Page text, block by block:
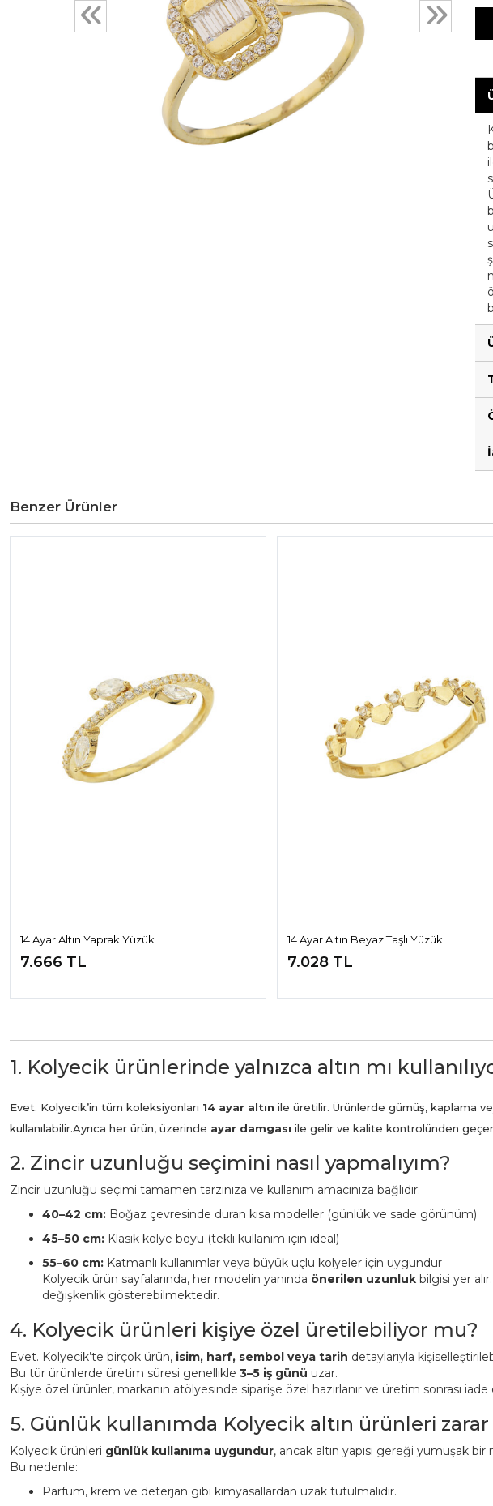
Benzer Ürünler
14 Ayar Altın Yaprak Yüzük
7.666 TL
14 Ayar Altın Beyaz Taşlı Yüzük
7.028 TL
1. Kolyecik ürünlerinde yalnızca altın mı
Evet. Kolyecik’in tüm koleksiyonları 14 ayar altın ile üretilir. Ürünlerde gümüş, kaplama
kullanılabilir.Ayrıca her ürün, üzerinde ayar damgası ile gelir ve kalite kontrolünden
2. Zincir uzunluğu seçimini nasıl yapmalıyım?
Zincir uzunluğu seçimi tamamen tarzınıza ve kullanım amacınıza bağlıdır:
40–42 cm: Boğaz çevresinde duran kısa modeller (günlük ve sade görünüm)
45–50 cm: Klasik kolye boyu (tekli kullanım için ideal)
55–60 cm: Katmanlı kullanımlar veya büyük uçlu kolyeler için uygundur
Kolyecik ürün sayfalarında, her modelin yanında önerilen uzunluk bilgisi yer
değişkenlik gösterebilmektedir.
4. Kolyecik ürünleri kişiye özel üretilebiliyor mu?
Evet. Kolyecik’te birçok ürün, isim, harf, sembol veya tarih detaylarıyla
Bu tür ürünlerde üretim süresi genellikle 3–5 iş günü uzar.
Kişiye özel ürünler, markanın atölyesinde siparişe özel hazırlanır ve üretim sonrası
5. Günlük kullanımda Kolyecik altın ürünleri
Kolyecik ürünleri günlük kullanıma uygundur, ancak altın yapısı gereği yumuşak bir
Bu nedenle:
Parfüm, krem ve deterjan gibi kimyasallardan uzak tutulmalıdır.